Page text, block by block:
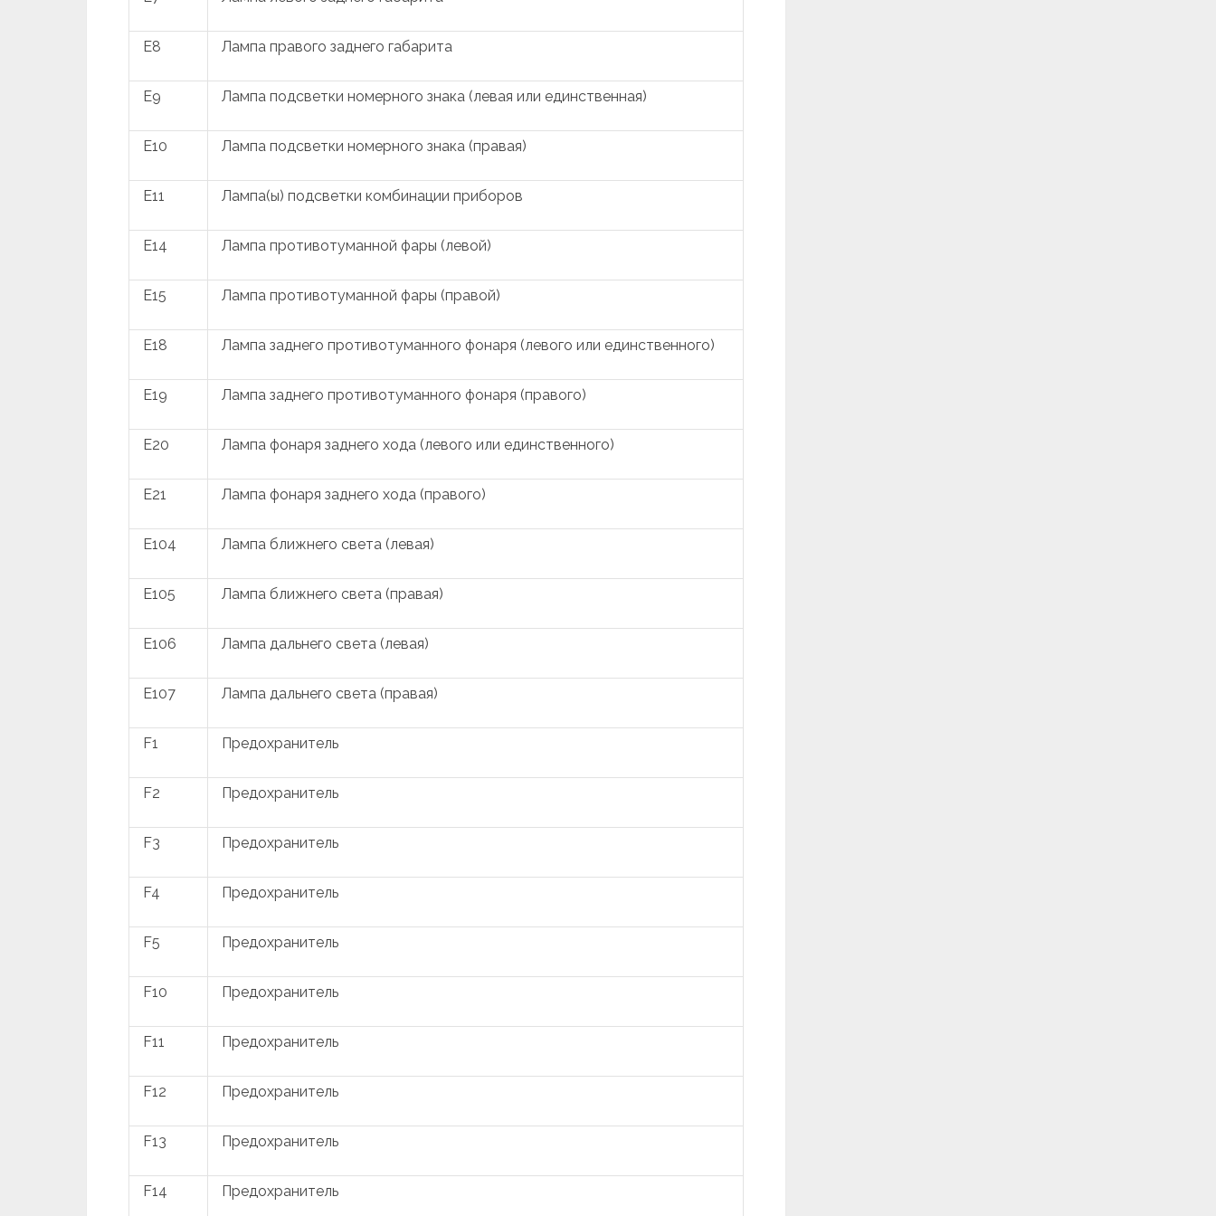
E8 Лампа правого заднего габарита
E9 Лампа подсветки номерного знака (левая или единственная)
E10 Лампа подсветки номерного знака (правая)
E11 Лампа(ы) подсветки комбинации приборов
E14 Лампа противотуманной фары (левой)
E15 Лампа противотуманной фары (правой)
E18 Лампа заднего противотуманного фонаря (левого или единственного)
E19 Лампа заднего противотуманного фонаря (правого)
E20 Лампа фонаря заднего хода (левого или единственного)
E21 Лампа фонаря заднего хода (правого)
E104 Лампа ближнего света (левая)
E105 Лампа ближнего света (правая)
E106 Лампа дальнего света (левая)
E107 Лампа дальнего света (правая)
F1 Предохранитель
F2 Предохранитель
F3 Предохранитель
F4 Предохранитель
F5 Предохранитель
F10 Предохранитель
F11 Предохранитель
F12 Предохранитель
F13 Предохранитель
F14 Предохранитель